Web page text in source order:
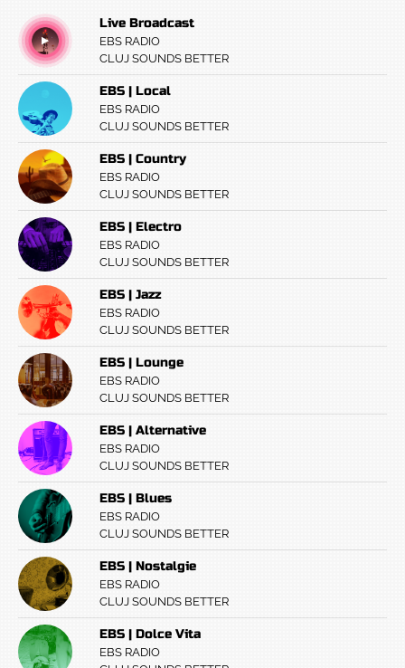
Live Broadcast
EBS RADIO
CLUJ SOUNDS BETTER
EBS | Local
EBS RADIO
CLUJ SOUNDS BETTER
EBS | Country
EBS RADIO
CLUJ SOUNDS BETTER
EBS | Electro
EBS RADIO
CLUJ SOUNDS BETTER
EBS | Jazz
EBS RADIO
CLUJ SOUNDS BETTER
EBS | Lounge
EBS RADIO
CLUJ SOUNDS BETTER
EBS | Alternative
EBS RADIO
CLUJ SOUNDS BETTER
EBS | Blues
EBS RADIO
CLUJ SOUNDS BETTER
EBS | Nostalgie
EBS RADIO
CLUJ SOUNDS BETTER
EBS | Dolce Vita
EBS RADIO